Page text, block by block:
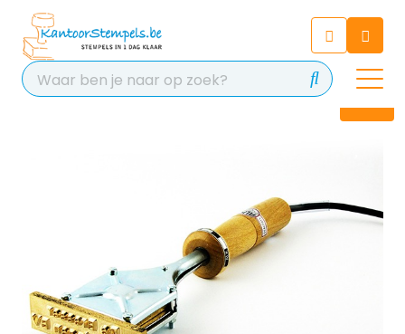
Chat 24/7 met onze chatbot
voor hulp
Contact